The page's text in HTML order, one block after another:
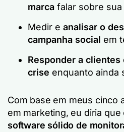
marca falar sobre
Medir e analisar o
campanha social em
Responder a clientes
crise enquanto ainda
Com base em meus cinco
em marketing, eu diria que
software sólido de